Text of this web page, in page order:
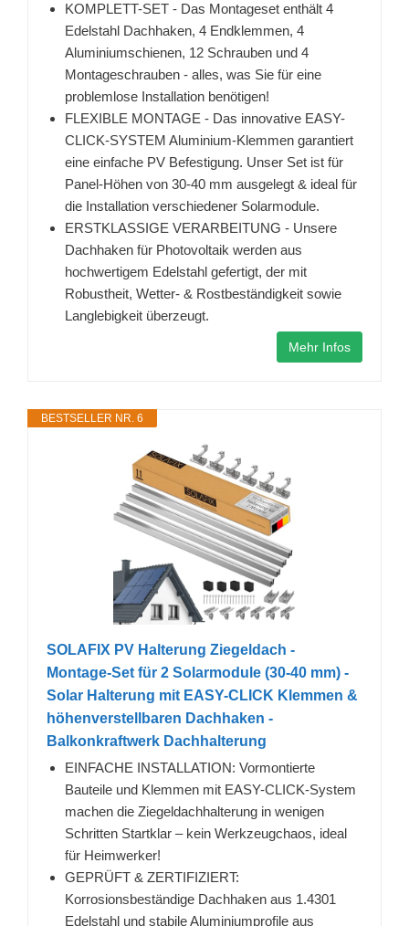
KOMPLETT-SET - Das Montageset enthält 4
Edelstahl Dachhaken, 4 Endklemmen, 4
Aluminiumschienen, 12 Schrauben und 4
Montageschrauben - alles, was Sie für eine
problemlose Installation benötigen!
FLEXIBLE MONTAGE - Das innovative EASY-
CLICK-SYSTEM Aluminium-Klemmen garantiert
eine einfache PV Befestigung. Unser Set ist für
Panel-Höhen von 30-40 mm ausgelegt & ideal für
die Installation verschiedener Solarmodule.
ERSTKLASSIGE VERARBEITUNG - Unsere
Dachhaken für Photovoltaik werden aus
hochwertigem Edelstahl gefertigt, der mit
Robustheit, Wetter- & Rostbeständigkeit sowie
Langlebigkeit überzeugt.
Mehr Infos
BESTSELLER NR. 6
SOLAFIX PV Halterung Ziegeldach -
Montage-Set für 2 Solarmodule (30-40 mm) -
Solar Halterung mit EASY-CLICK Klemmen &
höhenverstellbaren Dachhaken -
Balkonkraftwerk Dachhalterung
EINFACHE INSTALLATION: Vormontierte
Bauteile und Klemmen mit EASY-CLICK-System
machen die Ziegeldachhalterung in wenigen
Schritten Startklar – kein Werkzeugchaos, ideal
für Heimwerker!
GEPRÜFT & ZERTIFIZIERT:
Korrosionsbeständige Dachhaken aus 1.4301
Edelstahl und stabile Aluminiumprofile aus